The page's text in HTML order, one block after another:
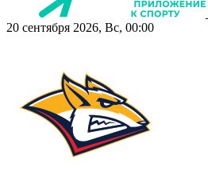
20 сентября 2026, Вс, 00:00